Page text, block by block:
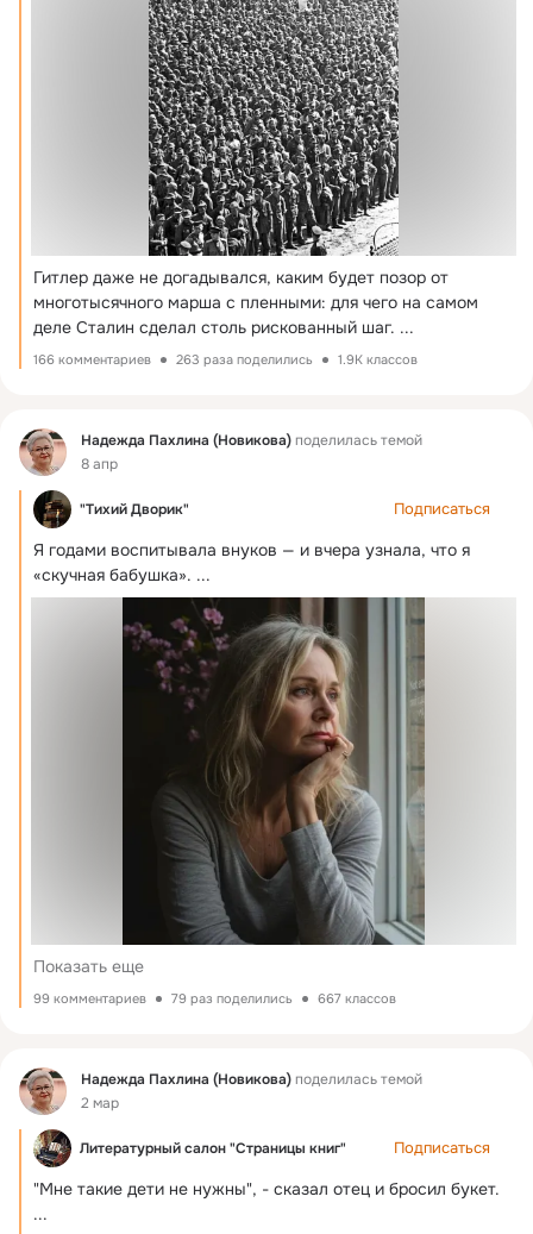
Гитлер даже не догадывался, каким будет позор от
многотысячного марша с пленными: для чего на самом
деле Сталин сделал столь рискованный шаг. ...
166 комментариев 263 раза поделились 1.9K классов
Фид Надежда Пахлина (Новикова)поделилась темой
8 апр
"Тихий Дворик" Подписаться
Я годами воспитывала внуков — и вчера узнала, что я
«скучная бабушка». ...
Показать еще
99 комментариев 79 раз поделились 667 классов
Фид Надежда Пахлина (Новикова)поделилась темой
2 мар
Литературный салон "Страницы книг" Подписаться
"Мне такие дети не нужны", - сказал отец и бросил букет.
...